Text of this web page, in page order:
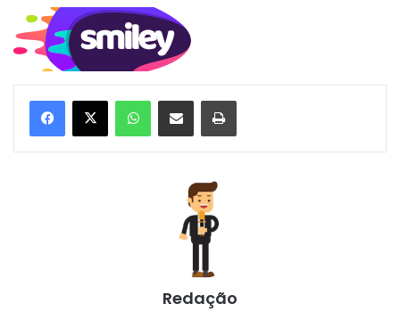
WhatsApp
Compartilhar via e-mail Imprimir
Redação